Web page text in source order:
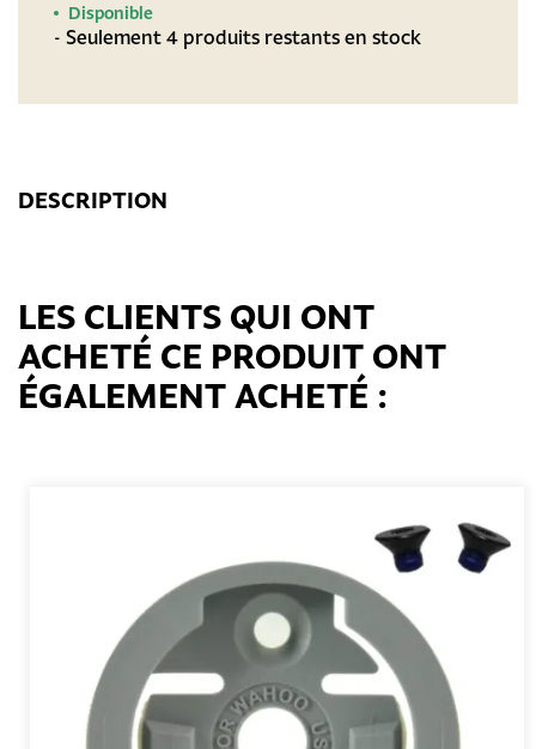
Disponible
- Seulement 4 produits restants en stock
DESCRIPTION
LES CLIENTS QUI ONT
ACHETÉ CE PRODUIT ONT
ÉGALEMENT ACHETÉ :